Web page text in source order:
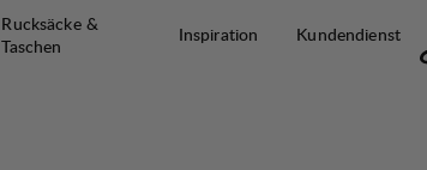
Rucksäcke &
Taschen
Inspiration Kundendienst